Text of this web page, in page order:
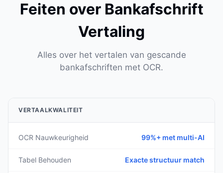
Feiten over Bankafschrift
Vertaling
Alles over het vertalen van gescande
bankafschriften met OCR.
VERTAALKWALITEIT
OCR Nauwkeurigheid 99%+ met multi-AI
Tabel Behouden Exacte structuur match